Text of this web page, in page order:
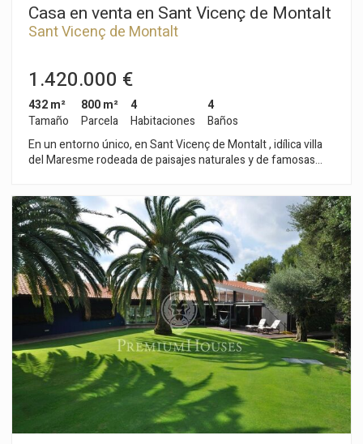
Casa en venta en Sant Vicenç de Montalt
Sant Vicenç de Montalt
1.420.000 €
432 m²
Tamaño
800 m²
Parcela
4
Habitaciones
4
Baños
En un entorno único, en Sant Vicenç de Montalt , idílica villa
del Maresme rodeada de paisajes naturales y de famosas
único , se ha construido esta magnífica casa. La casa se halla
rodeada de un bonito jardín en el que se ha dispuesto una
gran piscina, jardín de fácil mantenimiento, con plantas
autóctonas mediterráneas que crecen muy bien en esta zona.
Esta propiedad, se distribuye en dos grandes plantas más un
gran sótano, en el que actualmente se ha ubicado una
excepcional bodega. En la planta baja nos recibe un
espléndido distribuidor que da paso al gran salón con salida
directa a un espectacular porche junto a la piscina; al lado del
salón se abre la gran cocina y la zona de planchado. En la
misma planta, para mayor comodidad, se ha dispuesto dos
grandes dormitorios con un baño que les da servicio. En la
primera planta encontramos dos dormitorios más, uno de
ellos en suite con salida directa a una bonita terraza, con
magníficas vistas del mar y del fantástico entorno.
Finalmente, llegamos al sótano y encontramos la gran bodega,